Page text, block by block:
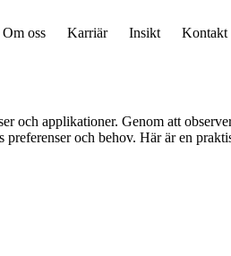
Om oss Karriär Insikt Kontakt
applikationer. Genom att
och behov. Här är en